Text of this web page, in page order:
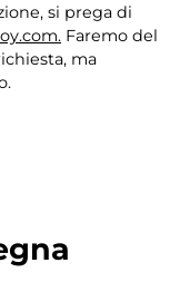
si prega di
Faremo del
ma